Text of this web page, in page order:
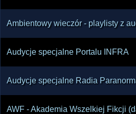
Ambientowy wieczór - playlisty z
Audycje specjalne Portalu INFRA
Audycje specjalne Radia
AWF - Akademia Wszelkiej Fikcji